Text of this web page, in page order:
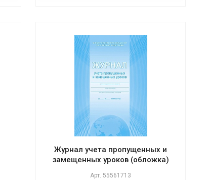
Журнал учета пропущенных и
замещенных уроков (обложка)
Арт. 55561713